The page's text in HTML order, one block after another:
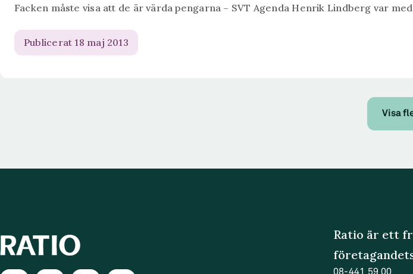
Facken måste visa att de är värda pengarna – SVT Agenda Henrik Lindberg var
Publicerat 18 maj 2013
Visa
Ratio är ett
08-441 59 00